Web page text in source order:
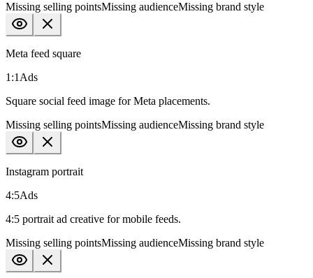
Missing selling pointsMissing audienceMissing brand style
Meta feed square
1:1 Ads
Square social feed image for Meta placements.
Missing selling pointsMissing audienceMissing brand style
Instagram portrait
4:5Ads
4:5 portrait ad creative for mobile feeds.
Missing selling pointsMissing audienceMissing brand style